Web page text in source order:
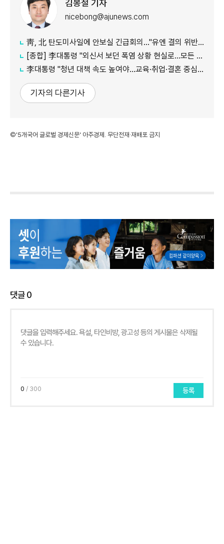
김봉철 기자
nicebong@ajunews.com
靑, 北 탄도미사일에 안보실 긴급회의…"유엔 결의 위반, 즉각 중단 촉구"
[종합] 李대통령 "외신서 보던 폭염 상황 현실로…모든 행정력 총동원하라"
李대통령 "청년 대책 속도 높여야…교육·취업·결혼 중심 정책 재편"
기자의 다른기사
©'5개국어 글로벌 경제신문' 아주경제. 무단전재·재배포 금지
댓글0
0 / 300 등록